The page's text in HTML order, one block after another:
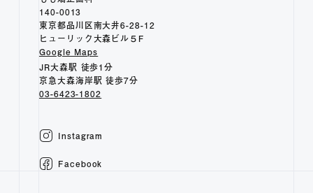
140-0013
東京都品川区南大井6-28-12
ヒューリック大森ビル５F
Google Maps
JR大森駅 徒歩1分
京急大森海岸駅 徒歩7分
03-6423-1802
Instagram
Facebook